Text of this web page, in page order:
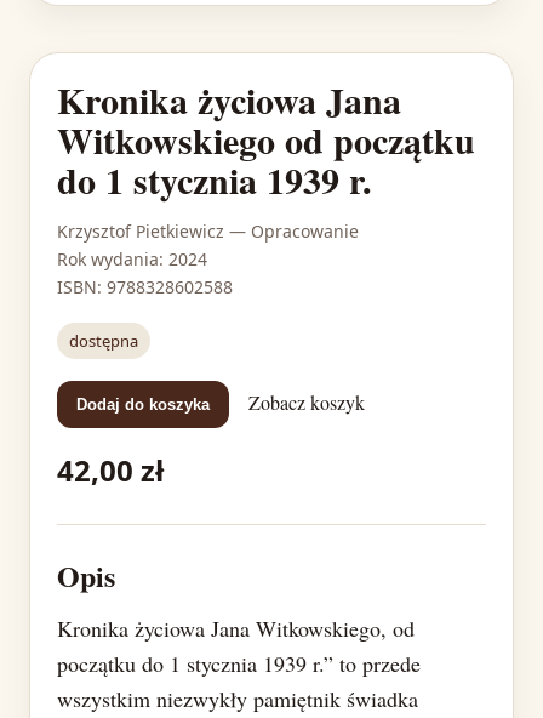
Kronika życiowa Jana
Witkowskiego od początku
do 1 stycznia 1939 r.
Krzysztof Pietkiewicz — Opracowanie
Rok wydania: 2024
ISBN: 9788328602588
dostępna
Dodaj do koszyka Zobacz koszyk
42,00 zł
Opis
Kronika życiowa Jana Witkowskiego, od
początku do 1 stycznia 1939 r.” to przede
wszystkim niezwykły pamiętnik świadka